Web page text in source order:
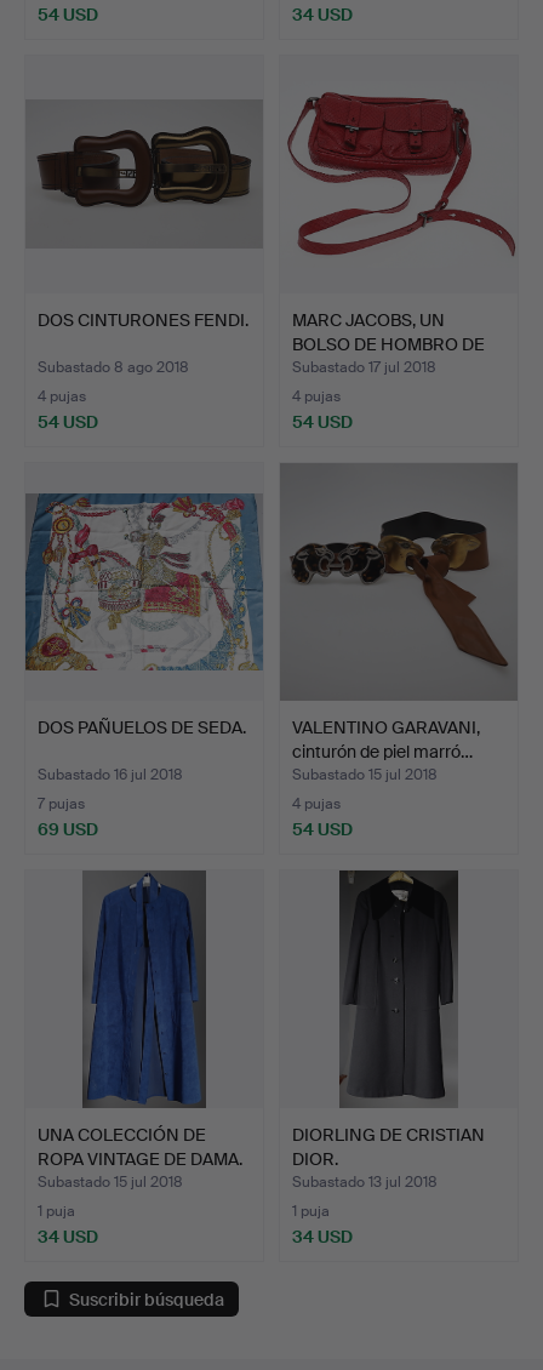
54 USD 34 USD
DOS CINTURONES FENDI.
Subastado 8 ago 2018
4 pujas
54 USD
MARC JACOBS, UN
BOLSO DE HOMBRO DE
PIEL RO…
Subastado 17 jul 2018
4 pujas
54 USD
DOS PAÑUELOS DE SEDA.
Subastado 16 jul 2018
7 pujas
69 USD
VALENTINO GARAVANI,
cinturón de piel marró…
Subastado 15 jul 2018
4 pujas
54 USD
UNA COLECCIÓN DE
ROPA VINTAGE DE DAMA.
Subastado 15 jul 2018
1 puja
34 USD
DIORLING DE CRISTIAN
DIOR.
Subastado 13 jul 2018
1 puja
34 USD
Suscribir búsqueda